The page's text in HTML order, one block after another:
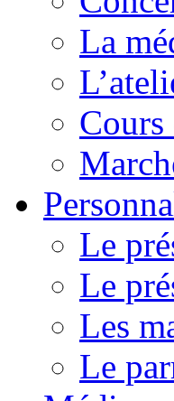
La
Le
Le
Les
Le